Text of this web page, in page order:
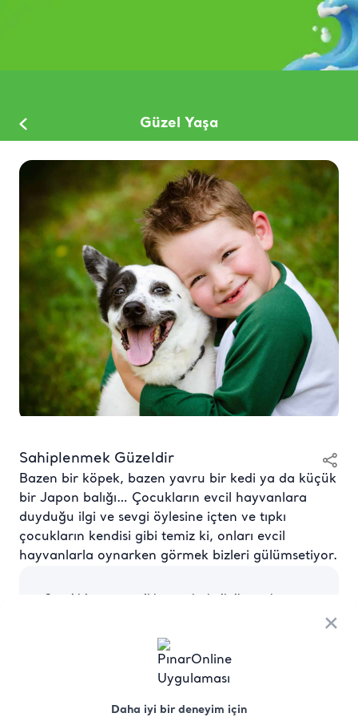
×
Daha iyi bir deneyim için
Güzel Yaşa
Sahiplenmek Güzeldir
Bazen bir köpek, bazen yavru bir kedi ya da küçük
bir Japon balığı… Çocukların evcil hayvanlara
duyduğu ilgi ve sevgi öylesine içten ve tıpkı
çocukların kendisi gibi temiz ki, onları evcil
hayvanlarla oynarken görmek bizleri gülümsetiyor.
Sevgi bir yana evcil hayvanlarla ilgilenmek
ebeveyn kontrolünde çocuklara verildiyse neler
yapabileceklerine inanamayabilirsiniz.
Karaceylan Çakmakçı, “Çocuk evcil hayvana bir